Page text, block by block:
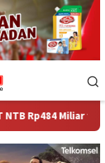
tak Muncul dalam